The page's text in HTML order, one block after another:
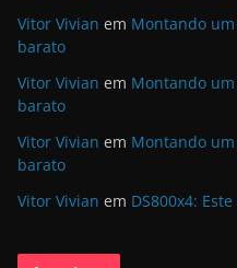
Vitor Vivian em Montando
barato
Vitor Vivian em Montando
barato
Vitor Vivian em Montando
barato
Vitor Vivian em DS800x4: